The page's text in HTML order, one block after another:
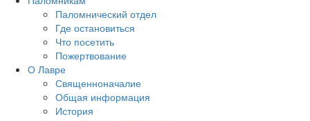
Паломнический отдел
Где остановиться
Что посетить
Пожертвование
О Лавре
Священноначалие
Общая информация
История